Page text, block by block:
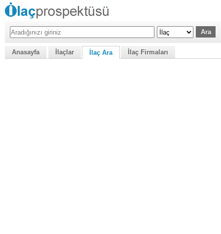
Anasayfa İlaçlar İlaç Ara İlaç Firmaları